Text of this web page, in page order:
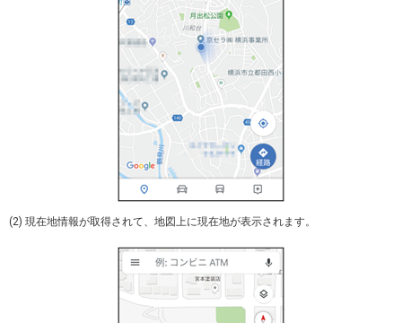
(2) 現在地情報が取得されて、地図上に現在地が表示されます。